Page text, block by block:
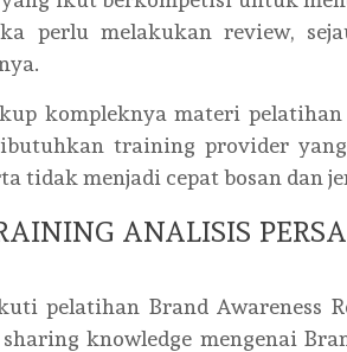
perlu melakukan review,
kompleknya materi
training provider
tidak menjadi cepat bosan dan
ANALISIS
pelatihan Brand Awareness
knowledge mengenai